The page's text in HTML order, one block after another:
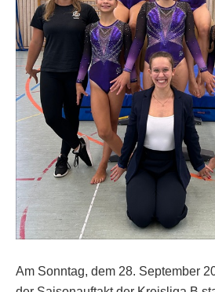
Am Sonntag, dem 28. September